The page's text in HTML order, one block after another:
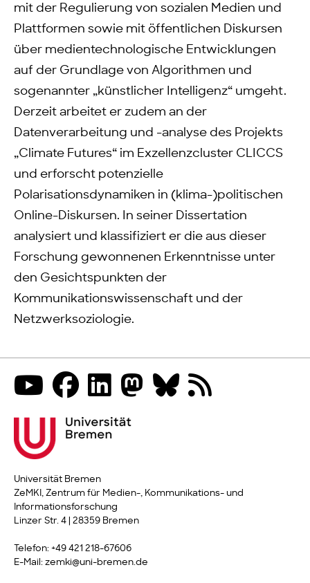
mit der Regulierung von sozialen Medien und
Plattformen sowie mit öffentlichen Diskursen
über medientechnologische Entwicklungen
auf der Grundlage von Algorithmen und
sogenannter „künstlicher Intelligenz“ umgeht.
Derzeit arbeitet er zudem an der
Datenverarbeitung und -analyse des Projekts
„Climate Futures“ im Exzellenzcluster CLICCS
und erforscht potenzielle
Polarisationsdynamiken in (klima-)politischen
Online-Diskursen. In seiner Dissertation
analysiert und klassifiziert er die aus dieser
Forschung gewonnenen Erkenntnisse unter
den Gesichtspunkten der
Kommunikationswissenschaft und der
Netzwerksoziologie.
Universität Bremen
ZeMKI, Zentrum für Medien-, Kommunikations- und
Informationsforschung
Linzer Str. 4 | 28359 Bremen
Telefon: +49 421 218-67606
E-Mail: zemki@uni-bremen.de